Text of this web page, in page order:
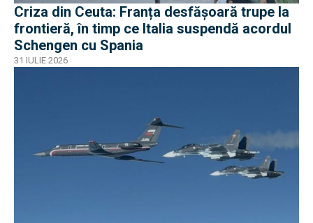
Criza din Ceuta: Franța desfășoară trupe la
frontieră, în timp ce Italia suspendă acordul
Schengen cu Spania
31 IULIE 2026